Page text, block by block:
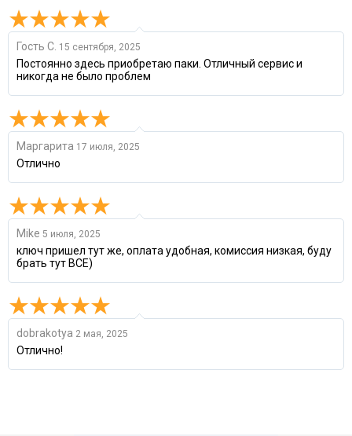
Гость С. 15 сентября, 2025
Постоянно здесь приобретаю паки. Отличный сервис и
никогда не было проблем
Маргарита 17 июля, 2025
Отлично
Mike 5 июля, 2025
ключ пришел тут же, оплата удобная, комиссия низкая, буду
брать тут ВСЕ)
dobrakotya 2 мая, 2025
Отлично!